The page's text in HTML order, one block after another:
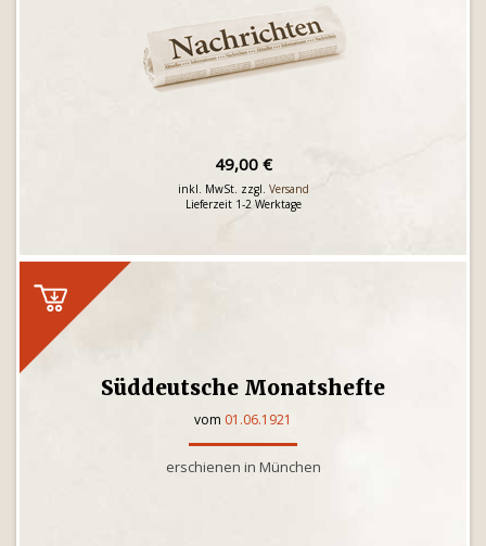
49,00 €
inkl. MwSt. zzgl. Versand
Lieferzeit 1-2 Werktage
Süddeutsche Monatshefte
vom 01.06.1921
erschienen in München